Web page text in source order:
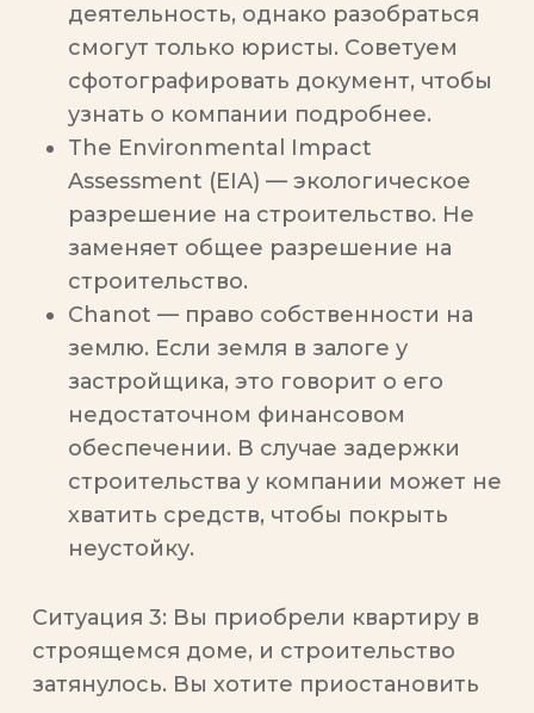
деятельность, однако разобраться
смогут только юристы. Советуем
сфотографировать документ, чтобы
узнать о компании подробнее.
The Environmental Impact
Assessment (EIA) — экологическое
разрешение на строительство. Не
заменяет общее разрешение на
строительство.
Chanot — право собственности на
землю. Если земля в залоге у
застройщика, это говорит о его
недостаточном финансовом
обеспечении. В случае задержки
строительства у компании может не
хватить средств, чтобы покрыть
неустойку.
Ситуация 3: Вы приобрели квартиру в
строящемся доме, и строительство
затянулось. Вы хотите приостановить